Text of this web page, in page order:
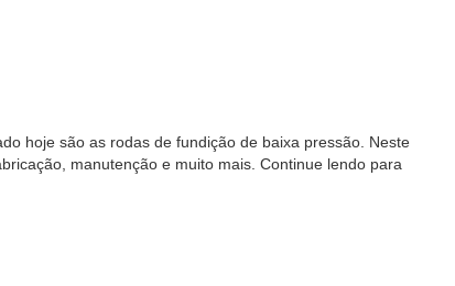
hoje são as rodas de fundição de baixa pressão. Neste
manutenção e muito mais. Continue lendo para